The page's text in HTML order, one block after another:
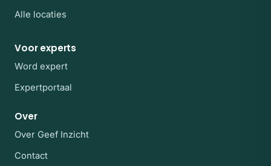
Alle locaties
Voor experts
Word expert
Expertportaal
Over
Over Geef Inzicht
Contact